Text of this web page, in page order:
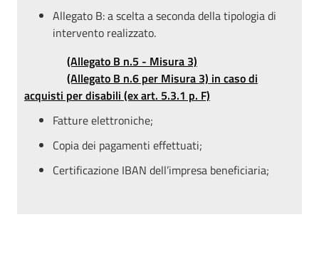
Allegato B: a scelta a seconda della tipologia di
intervento realizzato.
(Allegato B n.5 - Misura 3)
(Allegato B n.6 per Misura 3) in caso di
acquisti per disabili (ex art. 5.3.1 p. F)
Fatture elettroniche;
Copia dei pagamenti effettuati;
Certificazione IBAN dell’impresa beneficiaria;